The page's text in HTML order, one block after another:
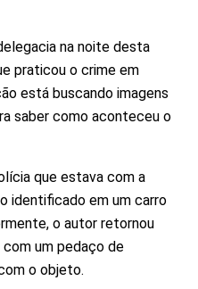
na noite desta
praticou o crime em
está buscando imagens
saber como aconteceu o
que estava com a
identificado em um carro
o autor retornou
um pedaço de
o objeto.